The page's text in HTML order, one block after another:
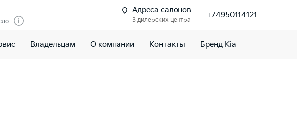
Адреса салонов
3 дилерских центра
+74950114121
Владельцам О компании Контакты Бренд Kia